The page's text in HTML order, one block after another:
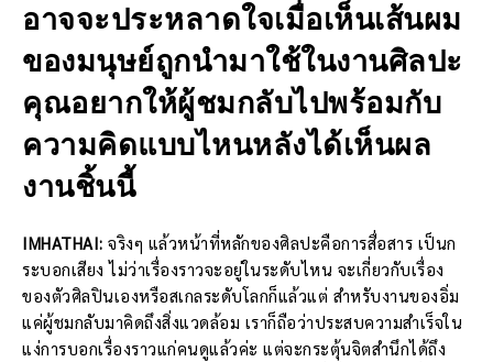
อาจจะประหลาดใจเมื่อเห็นเส้นผม
ของมนุษย์ถูกนำมาใช้ในงานศิลปะ
คุณอยากให้ผู้ชมกลับไปพร้อมกับ
ความคิดแบบไหนหลังได้เห็นผล
งานชิ้นนี้
IMHATHAI: จริงๆ แล้วหน้าที่หลักของศิลปะคือการสื่อสาร เป็นก
ระบอกเสียง ไม่ว่าเรื่องราวจะอยู่ในระดับไหน จะเกี่ยวกับเรื่อง
ของตัวศิลปินเองหรือสเกลระดับโลกก็แล้วแต่ สำหรับงานของอิ่ม
แค่ผู้ชมกลับมาคิดถึงสิ่งแวดล้อม เราก็ถือว่าประสบความสำเร็จใน
แง่การบอกเรื่องราวแก่คนดูแล้วค่ะ แต่จะกระตุ้นจิตสำนึกได้ถึง